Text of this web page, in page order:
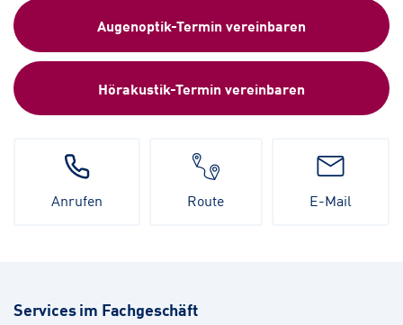
Augenoptik-Termin vereinbaren
Hörakustik-Termin vereinbaren
Anrufen Route E-Mail
Services im Fachgeschäft